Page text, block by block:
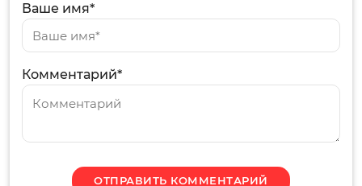
Комментарий*
Ваше имя*